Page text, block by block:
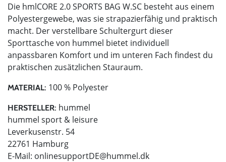
Die hmlCORE 2.0 SPORTS BAG W.SC besteht aus einem
Polyestergewebe, was sie strapazierfähig und praktisch
macht. Der verstellbare Schultergurt dieser
Sporttasche von hummel bietet individuell
anpassbaren Komfort und im unteren Fach findest du
praktischen zusätzlichen Stauraum.
MATERIAL: 100 % Polyester
HERSTELLER: hummel
hummel sport & leisure
Leverkusenstr. 54
22761 Hamburg
E-Mail: onlinesupportDE@hummel.dk